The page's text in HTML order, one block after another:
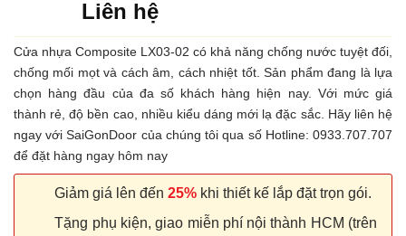
Liên hệ
Cửa nhựa Composite LX03-02 có khả năng chống nước tuyệt đối,
chống mối mọt và cách âm, cách nhiệt tốt. Sản phẩm đang là lựa
chọn hàng đầu của đa số khách hàng hiện nay. Với mức giá
thành rẻ, độ bền cao, nhiều kiểu dáng mới lạ đặc sắc. Hãy liên hệ
ngay với SaiGonDoor của chúng tôi qua số Hotline: 0933.707.707
để đặt hàng ngay hôm nay
Giảm giá lên đến 25% khi thiết kế lắp đặt trọn gói.
Tặng phụ kiện, giao miễn phí nội thành HCM (trên